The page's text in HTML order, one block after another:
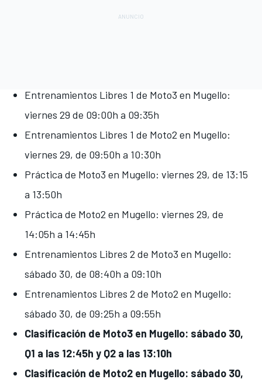
Entrenamientos Libres 1 de Moto3 en Mugello:
viernes 29 de 09:00h a 09:35h
Entrenamientos Libres 1 de Moto2 en Mugello:
viernes 29, de 09:50h a 10:30h
Práctica de Moto3 en Mugello: viernes 29, de 13:15
a 13:50h
Práctica de Moto2 en Mugello: viernes 29, de
14:05h a 14:45h
Entrenamientos Libres 2 de Moto3 en Mugello:
sábado 30, de 08:40h a 09:10h
Entrenamientos Libres 2 de Moto2 en Mugello:
sábado 30, de 09:25h a 09:55h
Clasificación de Moto3 en Mugello: sábado 30,
Q1 a las 12:45h y Q2 a las 13:10h
Clasificación de Moto2 en Mugello: sábado 30,